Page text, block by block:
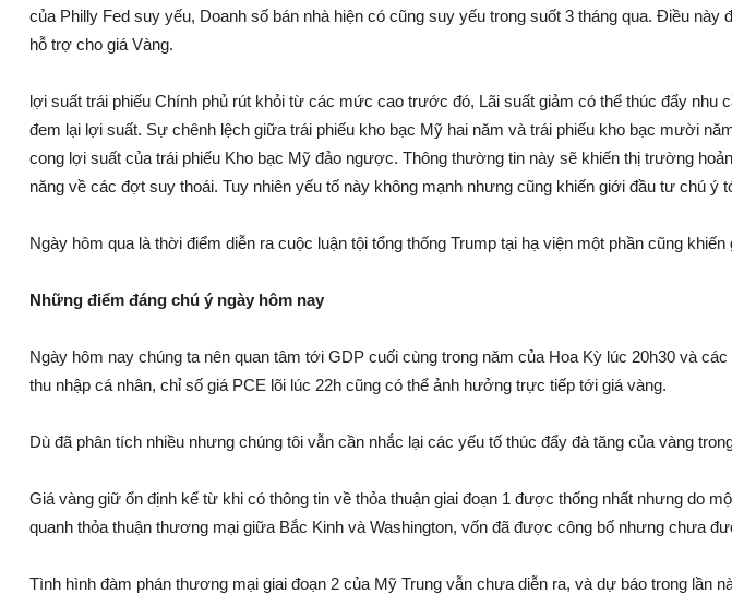
của Philly Fed suy yếu, Doanh số bán nhà hiện có cũng suy yếu trong suốt 3 tháng qua. Điều này
hỗ trợ cho giá Vàng.
lợi suất trái phiếu Chính phủ rút khỏi từ các mức cao trước đó, Lãi suất giảm có thể thúc đẩy nhu
đem lại lợi suất. Sự chênh lệch giữa trái phiếu kho bạc Mỹ hai năm và trái phiếu kho bạc mười
cong lợi suất của trái phiếu Kho bạc Mỹ đảo ngược. Thông thường tin này sẽ khiến thị trường
năng về các đợt suy thoái. Tuy nhiên yếu tố này không mạnh nhưng cũng khiến giới đầu tư chú ý
Ngày hôm qua là thời điểm diễn ra cuộc luận tội tổng thống Trump tại hạ viện một phần cũng
Những điểm đáng chú ý ngày hôm nay
Ngày hôm nay chúng ta nên quan tâm tới GDP cuối cùng trong năm của Hoa Kỳ lúc 20h30 và
thu nhập cá nhân, chỉ số giá PCE lõi lúc 22h cũng có thể ảnh hưởng trực tiếp tới giá vàng.
Dù đã phân tích nhiều nhưng chúng tôi vẫn cần nhắc lại các yếu tố thúc đẩy đà tăng của vàng
Giá vàng giữ ổn định kể từ khi có thông tin về thỏa thuận giai đoạn 1 được thống nhất nhưng do
quanh thỏa thuận thương mại giữa Bắc Kinh và Washington, vốn đã được công bố nhưng chưa
Tình hình đàm phán thương mại giai đoạn 2 của Mỹ Trung vẫn chưa diễn ra, và dự báo trong lần